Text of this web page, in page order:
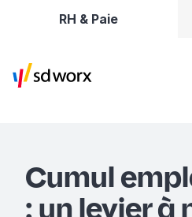
RH & Paie
Cumul
: un levier à